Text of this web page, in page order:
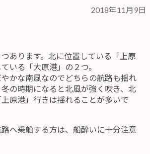
2018年11月9日
あります。北に位置している「上原
いる「大原港」の２つ。
かな南風なのでどちらの航路も揺れ
の時期になると北風が強く吹き、北
原港」行きは揺れることが多いで
へ乗船する方は、船酔いに十分注意